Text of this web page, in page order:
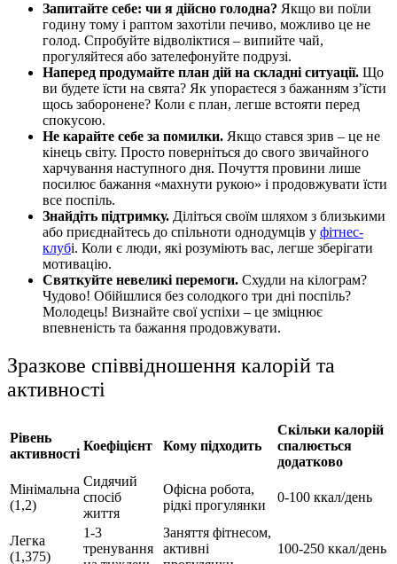
Запитайте себе: чи я дійсно голодна? Якщо ви поїли
годину тому і раптом захотіли печиво, можливо це не
голод. Спробуйте відволіктися – випийте чай,
прогуляйтеся або зателефонуйте подрузі.
Наперед продумайте план дій на складні ситуації. Що
ви будете їсти на свята? Як упораєтеся з бажанням з’їсти
щось заборонене? Коли є план, легше встояти перед
спокусою.
Не карайте себе за помилки. Якщо стався зрив – це не
кінець світу. Просто поверніться до свого звичайного
харчування наступного дня. Почуття провини лише
посилює бажання «махнути рукою» і продовжувати їсти
все поспіль.
Знайдіть підтримку. Діліться своїм шляхом з близькими
або приєднайтесь до спільноти однодумців у фітнес-
клубі. Коли є люди, які розуміють вас, легше зберігати
мотивацію.
Святкуйте невеликі перемоги. Схудли на кілограм?
Чудово! Обійшлися без солодкого три дні поспіль?
Молодець! Визнайте свої успіхи – це зміцнює
впевненість та бажання продовжувати.
Зразкове співвідношення калорій та
активності
Рівень
активності
Коефіцієнт Кому підходить
Скільки калорій
спалюється
додатково
Мінімальна
(1,2)
Сидячий
спосіб
життя
Офісна робота,
рідкі прогулянки
0-100 ккал/день
Легка
(1,375)
1-3
тренування
Заняття фітнесом,
активні
100-250 ккал/день